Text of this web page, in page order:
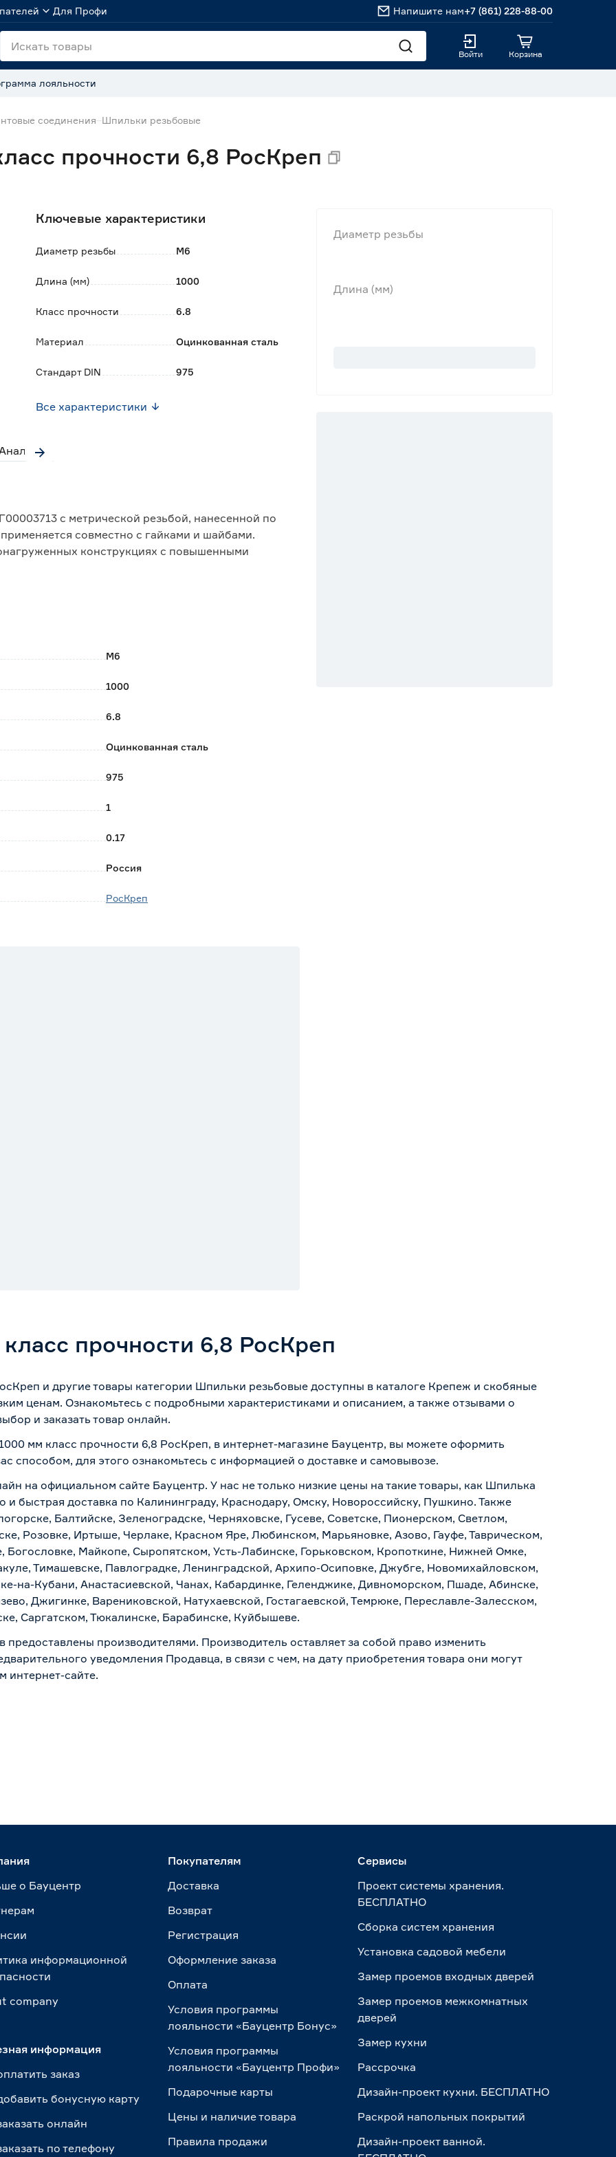
Для Профи Напишите нам+7 (861) 228-88-00
Войти Корзина
лояльности
соединения Шпильки резьбовые
прочности 6,8 РосКреп
Ключевые характеристики
Диаметр резьбы М6
Длина (мм) 1000
Класс прочности 6.8
Материал Оцинкованная сталь
Стандарт DIN 975
Все характеристики
с метрической резьбой, нанесенной по
совместно с гайками и шайбами.
конструкциях с повышенными
при необходимости может быть нарезана
с углом резьбы 60°.
М6
1000
6.8
Оцинкованная сталь
975
1
0.17
Россия
РосКреп
Диаметр резьбы
Длина (мм)
прочности 6,8 РосКреп
и другие товары категории Шпильки резьбовые доступны в каталоге Крепеж и скобяные
ценам. Ознакомьтесь с подробными характеристиками и описанием, а также отзывами о
и заказать товар онлайн.
мм класс прочности 6,8 РосКреп, в интернет-магазине Бауцентр, вы можете оформить
способом, для этого ознакомьтесь с информацией о доставке и самовывозе.
на официальном сайте Бауцентр. У нас не только низкие цены на такие товары, как Шпилька
быстрая доставка по Калининграду, Краснодару, Омску, Новороссийску, Пушкино. Также
Балтийске, Зеленоградске, Черняховске, Гусеве, Советске, Пионерском, Светлом,
Розовке, Иртыше, Черлаке, Красном Яре, Любинском, Марьяновке, Азово, Гауфе, Таврическом,
Богословке, Майкопе, Сыропятском, Усть-Лабинске, Горьковском, Кропоткине, Нижней Омке,
Тимашевске, Павлоградке, Ленинградской, Архипо-Осиповке, Джубге, Новомихайловском,
на-Кубани, Анастасиевской, Чанах, Кабардинке, Геленджике, Дивноморском, Пшаде, Абинске,
Джигинке, Варениковской, Натухаевской, Гостагаевской, Темрюке, Переславле-Залесском,
Саргатском, Тюкалинске, Барабинске, Куйбышеве.
производителями. Производитель оставляет за собой право изменить
уведомления Продавца, в связи с чем, на дату приобретения товара они могут
интернет-сайте.
о Бауцентр
информационной
сompany
информация
заказ
бонусную карту
онлайн
по телефону
Покупателям
Доставка
Возврат
Регистрация
Оформление заказа
Оплата
Условия программы
лояльности «Бауцентр Бонус»
Условия программы
лояльности «Бауцентр Профи»
Подарочные карты
Цены и наличие товара
Правила продажи
Сервисы
Проект системы хранения.
БЕСПЛАТНО
Сборка систем хранения
Установка садовой мебели
Замер проемов входных дверей
Замер проемов межкомнатных
дверей
Замер кухни
Рассрочка
Дизайн-проект кухни. БЕСПЛАТНО
Раскрой напольных покрытий
Дизайн-проект ванной.